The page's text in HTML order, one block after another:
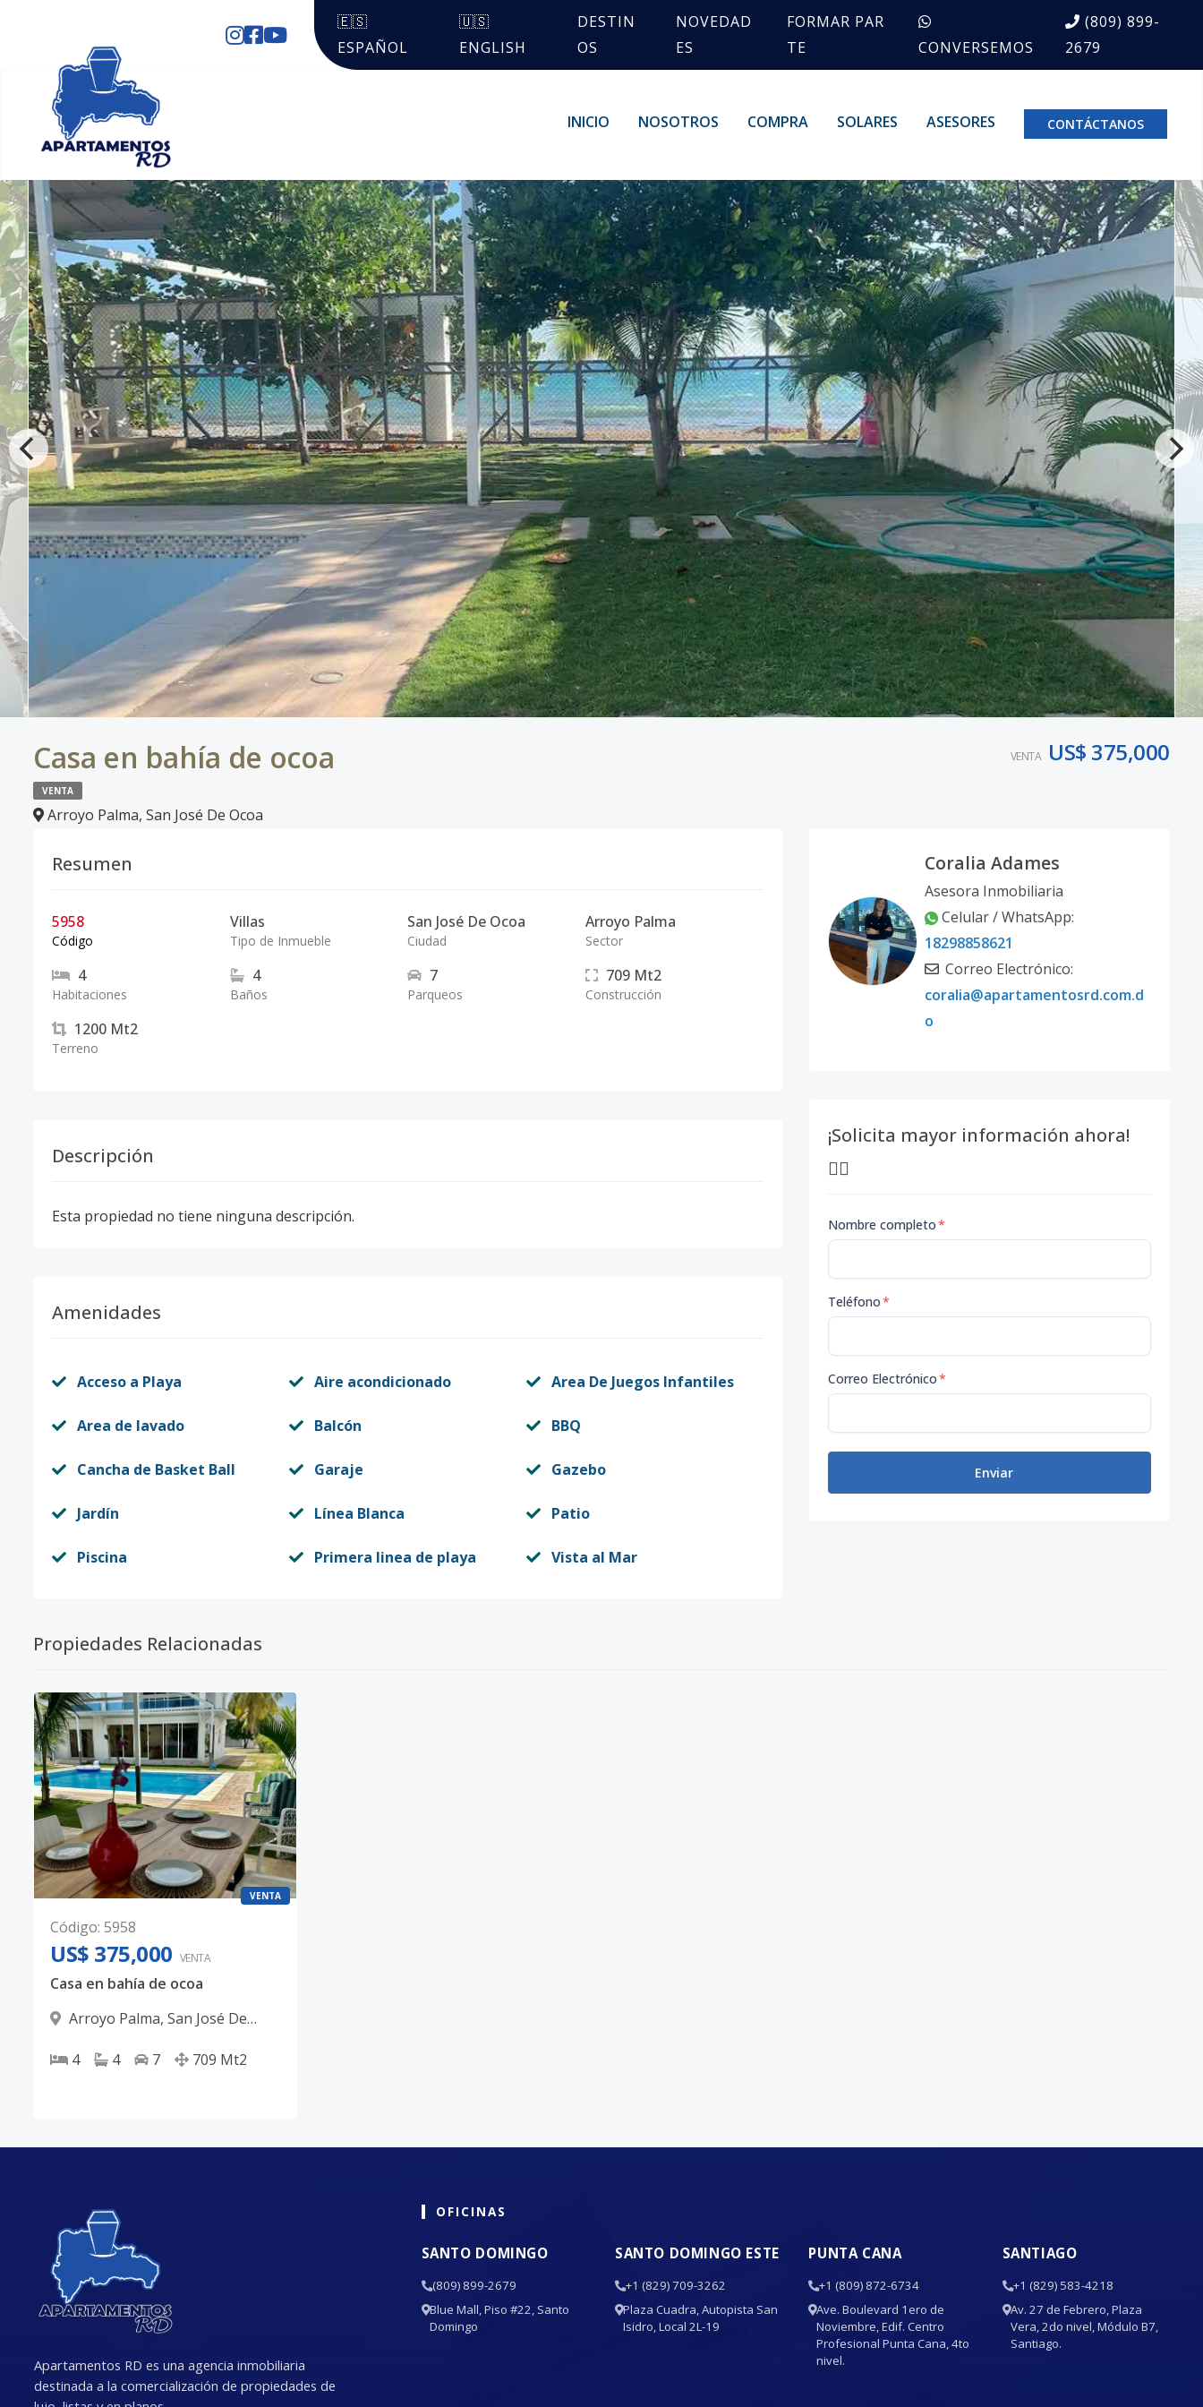
🇪🇸
ESPAÑOL
🇺🇸
ENGLISH
DESTIN
OS
NOVEDAD
ES
FORMAR PAR
TE
CONVERSEMOS
(809) 899-
2679
INICIO NOSOTROS COMPRA SOLARES ASESORES CONTÁCTANOS
Casa en bahía de ocoa
VENTA
Arroyo Palma, San José De Ocoa
VENTA US$ 375,000
Resumen
5958
Código
Villas
Tipo de Inmueble
San José De Ocoa
Ciudad
Arroyo Palma
Sector
4
Habitaciones
4
Baños
7
Parqueos
709 Mt2
Construcción
1200 Mt2
Terreno
Descripción
Esta propiedad no tiene ninguna descripción.
Amenidades
Acceso a Playa Aire acondicionado Area De Juegos Infantiles
Area de lavado Balcón BBQ
Cancha de Basket Ball Garaje Gazebo
Jardín Línea Blanca Patio
Piscina Primera linea de playa Vista al Mar
Coralia Adames
Asesora Inmobiliaria
Celular / WhatsApp:
18298858621
Correo Electrónico:
coralia@apartamentosrd.com.d
o
¡Solicita mayor información ahora!
👇🏽
Nombre completo*
Teléfono*
Correo Electrónico*
Enviar
Propiedades Relacionadas
VENTA
Código: 5958
US$ 375,000 VENTA
Casa en bahía de ocoa
Arroyo Palma, San José De
4
4 7 709 Mt2
Apartamentos RD es una agencia inmobiliaria
destinada a la comercialización de propiedades de
OFICINAS
SANTO DOMINGO
(809) 899-2679
Blue Mall, Piso #22, Santo
Domingo
SANTO DOMINGO ESTE
+1 (829) 709-3262
Plaza Cuadra, Autopista San
Isidro, Local 2L-19
PUNTA CANA
+1 (809) 872-6734
Ave. Boulevard 1ero de
Noviembre, Edif. Centro
Profesional Punta Cana, 4to
nivel.
SANTIAGO
+1 (829) 583-4218
Av. 27 de Febrero, Plaza
Vera, 2do nivel, Módulo B7,
Santiago.